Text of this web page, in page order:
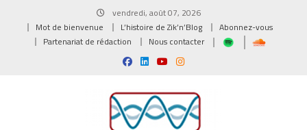
vendredi, août 07, 2026
Mot de bienvenue
L’histoire de Zik’n’Blog
Abonnez-vous
Partenariat de rédaction
Nous contacter